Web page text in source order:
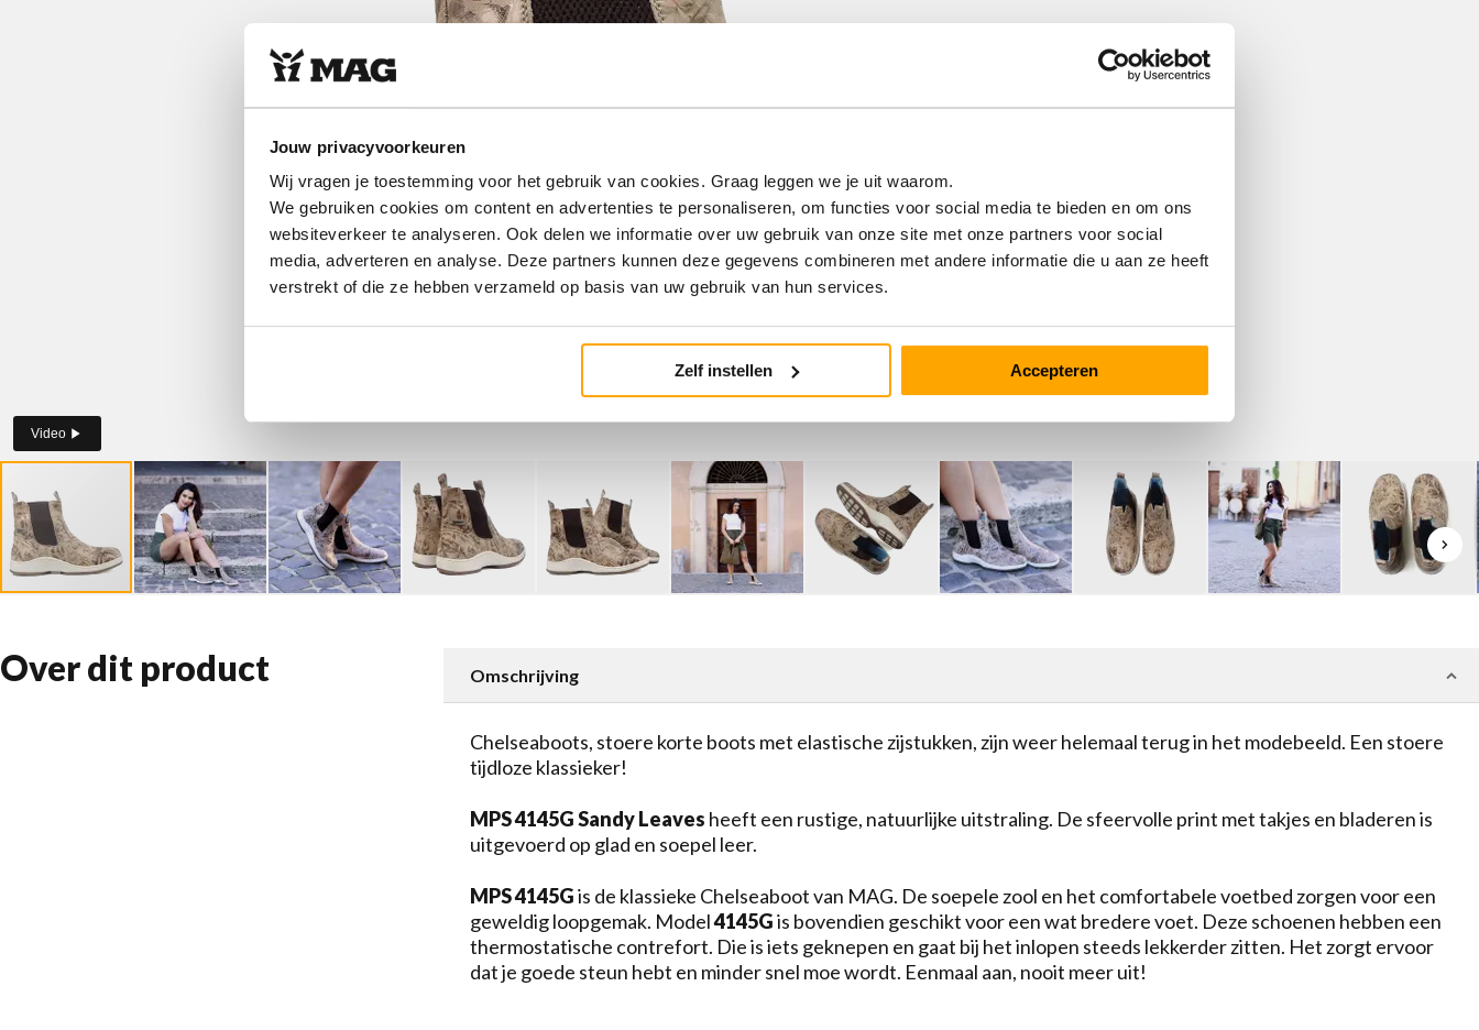
Jouw privacyvoorkeuren
Wij vragen je toestemming voor het gebruik van cookies. Graag leggen we je uit waarom.
We gebruiken cookies om content en advertenties te personaliseren, om functies voor social media te bieden en om ons
websiteverkeer te analyseren. Ook delen we informatie over uw gebruik van onze site met onze partners voor social
media, adverteren en analyse. Deze partners kunnen deze gegevens combineren met andere informatie die u aan ze heeft
verstrekt of die ze hebben verzameld op basis van uw gebruik van hun services.
Zelf instellen Accepteren
Video
Over dit product Omschrijving
Chelseaboots, stoere korte boots met elastische zijstukken, zijn weer helemaal terug in het modebeeld. Een stoere
tijdloze klassieker!
MPS 4145G Sandy Leaves heeft een rustige, natuurlijke uitstraling. De sfeervolle print met takjes en bladeren is
uitgevoerd op glad en soepel leer.
MPS 4145Gis de klassieke Chelseaboot van MAG. De soepele zool en het comfortabele voetbed zorgen voor een
geweldig loopgemak. Model4145Gis bovendien geschikt voor een wat bredere voet. Deze schoenen hebben een
thermostatische contrefort. Die is iets geknepen en gaat bij het inlopen steeds lekkerder zitten. Het zorgt ervoor
dat je goede steun hebt en minder snel moe wordt. Eenmaal aan, nooit meer uit!